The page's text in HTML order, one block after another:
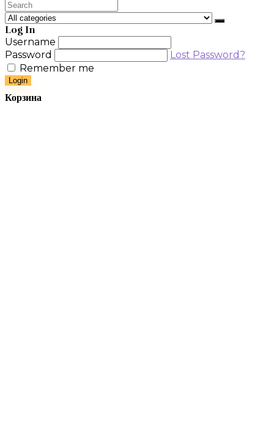
Search
for:
Log In
Username
Password
Lost Password?
Remember me
Login
Корзина